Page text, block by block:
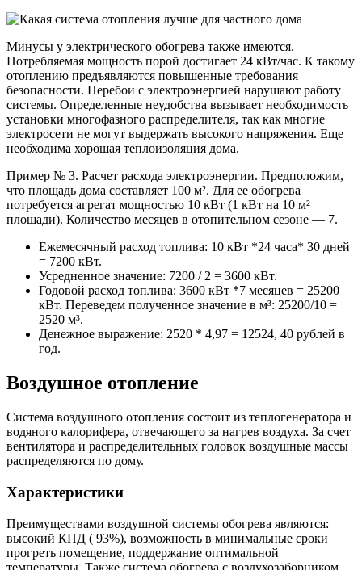
Минусы у электрического обогрева также имеются.
Потребляемая мощность порой достигает 24 кВт/час. К такому
отоплению предъявляются повышенные требования
безопасности. Перебои с электроэнергией нарушают работу
системы. Определенные неудобства вызывает необходимость
установки многофазного распределителя, так как многие
электросети не могут выдержать высокого напряжения. Еще
необходима хорошая теплоизоляция дома.
Пример № 3. Расчет расхода электроэнергии. Предположим,
что площадь дома составляет 100 м². Для ее обогрева
потребуется агрегат мощностью 10 кВт (1 кВт на 10 м²
площади). Количество месяцев в отопительном сезоне — 7.
Ежемесячный расход топлива: 10 кВт *24 часа* 30 дней
= 7200 кВт.
Усредненное значение: 7200 / 2 = 3600 кВт.
Годовой расход топлива: 3600 кВт *7 месяцев = 25200
кВт. Переведем полученное значение в м³: 25200/10 =
2520 м³.
Денежное выражение: 2520 * 4,97 = 12524, 40 рублей в
год.
Воздушное отопление
Система воздушного отопления состоит из теплогенератора и
водяного калорифера, отвечающего за нагрев воздуха. За счет
вентилятора и распределительных головок воздушные массы
распределяются по дому.
Характеристики
Преимуществами воздушной системы обогрева являются:
высокий КПД ( 93%), возможность в минимальные сроки
прогреть помещение, поддержание оптимальной
температуры. Также система обогрева с воздухозаборником